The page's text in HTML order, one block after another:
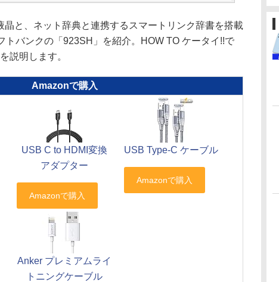
晶と、ネット辞典と連携するスマートリンク辞書を搭載
トバンクの「923SH」を紹介。HOW TO ケータイ!!で
説明します。
Amazonで購入
USB C to HDMI変換
アダプター
USB Type-C ケーブル
Anker プレミアムライ
トニングケーブル